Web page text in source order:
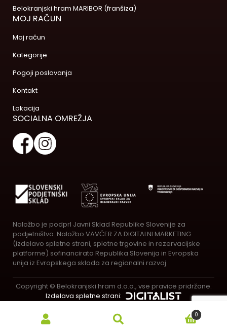
Belokranjski hram MARIBOR (franšiza)
MOJ RAČUN
Moj račun
Kategorije
Pogoji poslovanja
Kontakt
Lokacija
SOCIALNA OMREŽJA
Naložbo je podprl Javni Sklad Republike Slovenije za
podjetništvo. Naložbo VAVČER ZA DIGITALNI MARKETING
(izdelavo spletne strani, spletne trgovine in rezervacijske
platforme) sofinancirata Republika Slovenija in Evropska
unija iz Evropskega sklada za regionalni razvoj
Copyright © Belokranjski hram d.o.o., vse pravice pridržane.
Izdelava spletne strani:
0